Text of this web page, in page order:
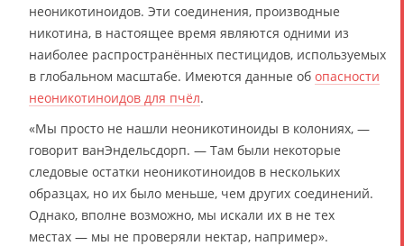
неоникотиноидов. Эти соединения, производные
никотина, в настоящее время являются одними из
наиболее распространённых пестицидов, используемых
в глобальном масштабе. Имеются данные об опасности
неоникотиноидов для пчёл.
«Мы просто не нашли неоникотиноиды в колониях, —
говорит ванЭндельсдорп. — Там были некоторые
следовые остатки неоникотиноидов в нескольких
образцах, но их было меньше, чем других соединений.
Однако, вполне возможно, мы искали их в не тех
местах — мы не проверяли нектар, например».